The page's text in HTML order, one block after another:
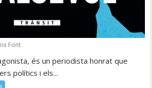
Font
és un periodista honrat que
polítics i els...